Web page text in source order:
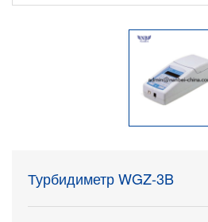
Турбидиметр WGZ-3B